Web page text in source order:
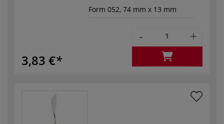
Form 052, 74 mm x 13 mm
3,83 €
- +